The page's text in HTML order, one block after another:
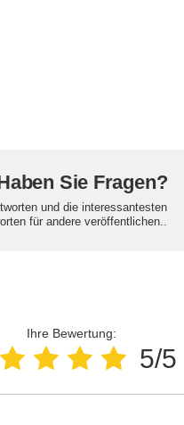
Sie Fragen?
und die interessantesten
für andere veröffentlichen..
Ihre Bewertung:
5/5